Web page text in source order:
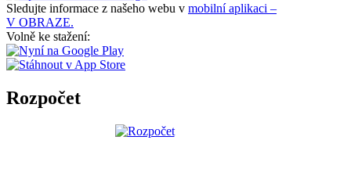
Sledujte informace z našeho webu v mobilní aplikaci –
V OBRAZE.
Volně ke stažení:
Rozpočet